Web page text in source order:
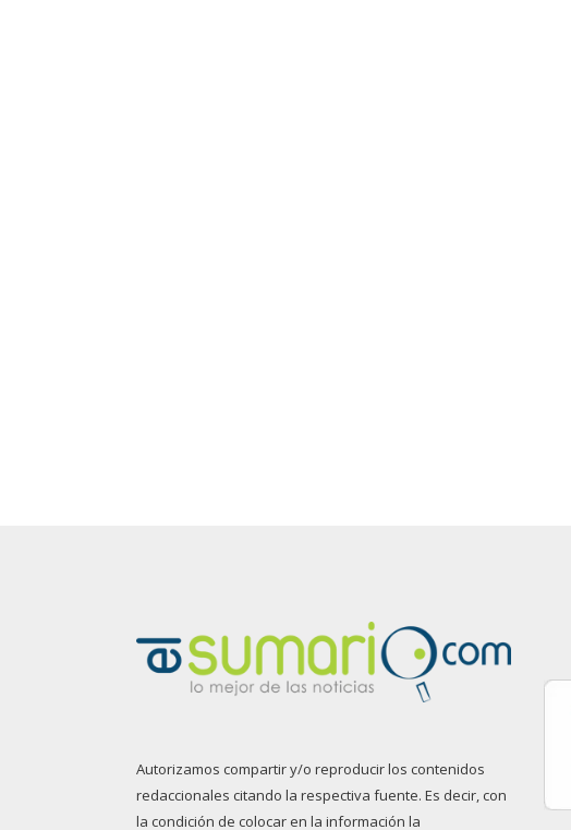
Autorizamos compartir y/o reproducir los contenidos
redaccionales citando la respectiva fuente. Es decir, con
la condición de colocar en la información la